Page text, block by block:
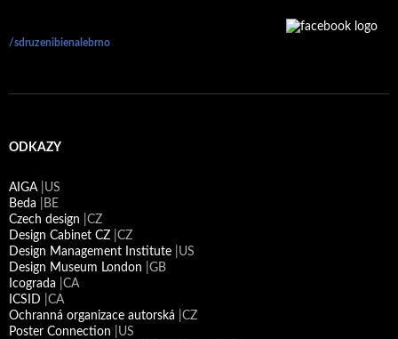
/sdruzenibienalebrno
ODKAZY
AIGA|US
Beda |BE
Czech design |CZ
Design Cabinet CZ |CZ
Design Management Institute |US
Design Museum London |GB
Icograda |CA
ICSID |CA
Ochranná organizace autorská |CZ
Poster Connection |US